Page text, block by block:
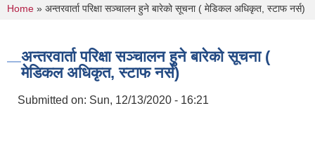
You are here
Home » अन्तरवार्ता परिक्षा सञ्चालन हुने बारेको सूचना ( मेडिकल अधिकृत, स्टाफ नर्स)
अन्तरवार्ता परिक्षा सञ्चालन हुने बारेको सूचना (
मेडिकल अधिकृत, स्टाफ नर्स)
Submitted on: Sun, 12/13/2020 - 16:21